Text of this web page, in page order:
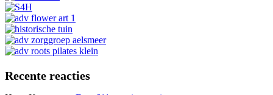
Recente reacties